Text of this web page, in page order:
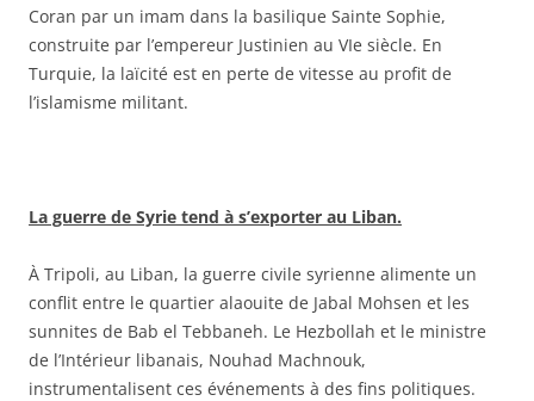
Coran par un imam dans la basilique Sainte Sophie,
construite par l’empereur Justinien au VIe siècle. En
Turquie, la laïcité est en perte de vitesse au profit de
l’islamisme militant.
La guerre de Syrie tend à s’exporter au Liban.
À Tripoli, au Liban, la guerre civile syrienne alimente un
conflit entre le quartier alaouite de Jabal Mohsen et les
sunnites de Bab el Tebbaneh. Le Hezbollah et le ministre
de l’Intérieur libanais, Nouhad Machnouk,
instrumentalisent ces événements à des fins politiques.